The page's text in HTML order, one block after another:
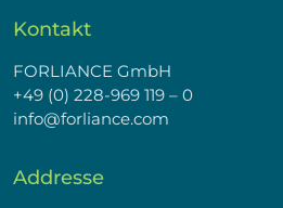
Kontakt
FORLIANCE GmbH
+49 (0) 228-969 119 – 0
info@forliance.com
Addresse